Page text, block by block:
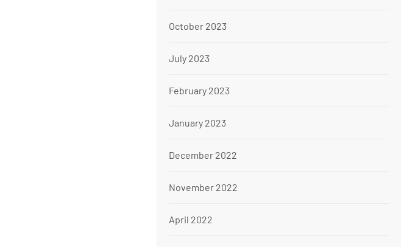
October 2023
July 2023
February 2023
January 2023
December 2022
November 2022
April 2022